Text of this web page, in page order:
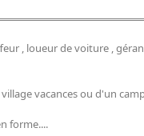
, loueur de voiture ,
vacances ou d'un
forme....